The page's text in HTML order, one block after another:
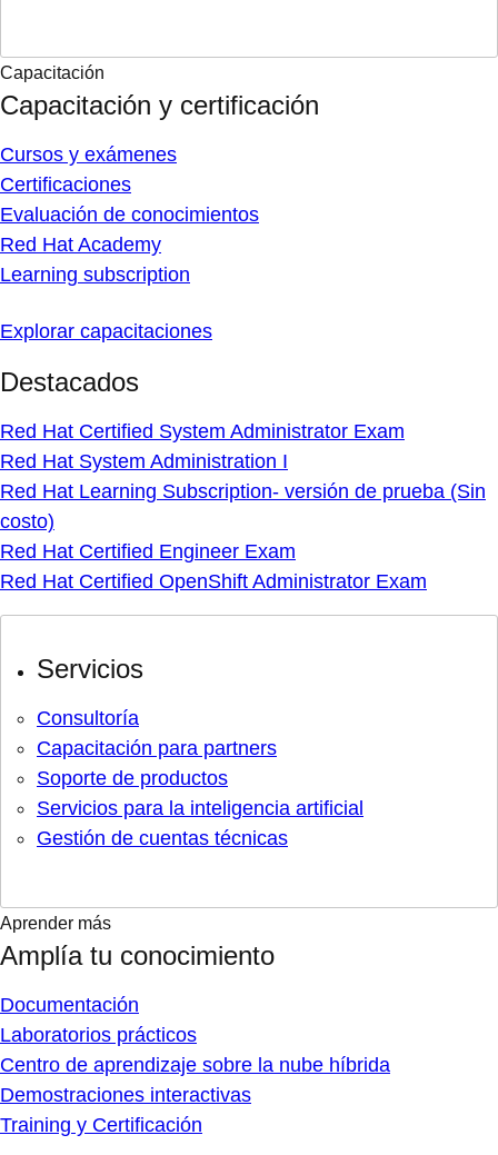
Capacitación
Capacitación y certificación
Cursos y exámenes
Certificaciones
Evaluación de conocimientos
Red Hat Academy
Learning subscription
Explorar capacitaciones
Destacados
Red Hat Certified System Administrator Exam
Red Hat System Administration I
Red Hat Learning Subscription- versión de prueba (Sin
costo)
Red Hat Certified Engineer Exam
Red Hat Certified OpenShift Administrator Exam
Servicios
Consultoría
Capacitación para partners
Soporte de productos
Servicios para la inteligencia artificial
Gestión de cuentas técnicas
Aprender más
Amplía tu conocimiento
Documentación
Laboratorios prácticos
Centro de aprendizaje sobre la nube híbrida
Demostraciones interactivas
Training y Certificación